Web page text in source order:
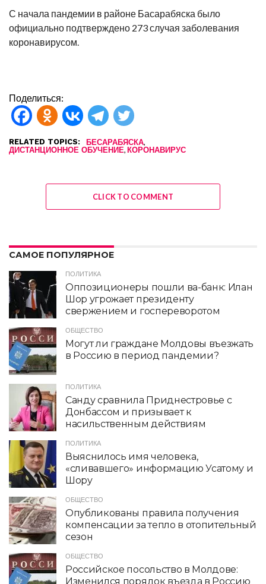
С начала пандемии в районе Басарабяска было
официально подтверждено 273 случая заболевания
коронавирусом.
Поделиться:
RELATED TOPICS: БЕСАРАБЯСКА,
ДИСТАНЦИОННОЕ ОБУЧЕНИЕ, КОРОНАВИРУС
CLICK TO COMMENT
САМОЕ ПОПУЛЯРНОЕ
ПОЛИТИКА
Оппозиционеры пошли ва-банк: Илан
Шор угрожает президенту
свержением и госпереворотом
ОБЩЕСТВО
Могут ли граждане Молдовы въезжать
в Россию в период пандемии?
ПОЛИТИКА
Санду сравнила Приднестровье с
Донбассом и призывает к
насильственным действиям
ПОЛИТИКА
Выяснилось имя человека,
«сливавшего» информацию Усатому и
Шору
ОБЩЕСТВО
Опубликованы правила получения
компенсации за тепло в отопительный
сезон
ОБЩЕСТВО
Российское посольство в Молдове:
Изменился порядок въезда в Россию